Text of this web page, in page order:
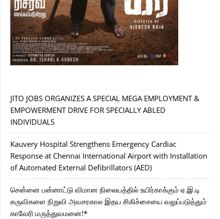
JITO JOBS ORGANIZES A SPECIAL MEGA EMPLOYMENT &
EMPOWERMENT DRIVE FOR SPECIALLY ABLED
INDIVIDUALS
Kauvery Hospital Strengthens Emergency Cardiac
Response at Chennai International Airport with Installation
of Automated External Defibrillators (AED)
சென்னை பன்னாட்டு விமான நிலையத்தில் உயிர்காக்கும் ஏ.இ.டி
கருவிகளை நிறுவி அவசரகால இதய சிகிச்சையை வலுப்படுத்தும்
காவேரி மருத்துவமனை!*